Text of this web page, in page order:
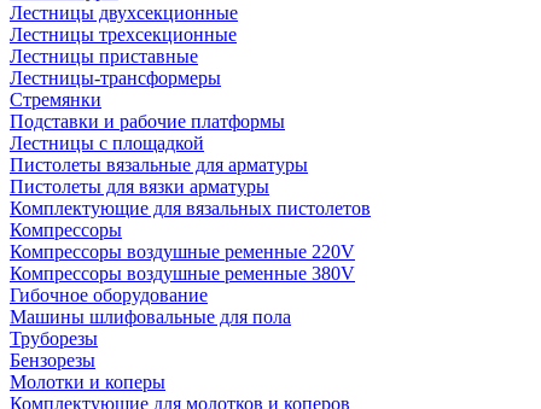
Лестницы двухсекционные
Лестницы трехсекционные
Лестницы приставные
Лестницы-трансформеры
Стремянки
Подставки и рабочие платформы
Лестницы с площадкой
Пистолеты вязальные для арматуры
Пистолеты для вязки арматуры
Комплектующие для вязальных пистолетов
Компрессоры
Компрессоры воздушные ременные 220V
Компрессоры воздушные ременные 380V
Гибочное оборудование
Машины шлифовальные для пола
Труборезы
Бензорезы
Молотки и коперы
Комплектующие для молотков и коперов